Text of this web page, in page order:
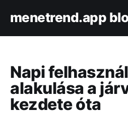
menetrend.app
Napi
alakulása a
kezdete óta